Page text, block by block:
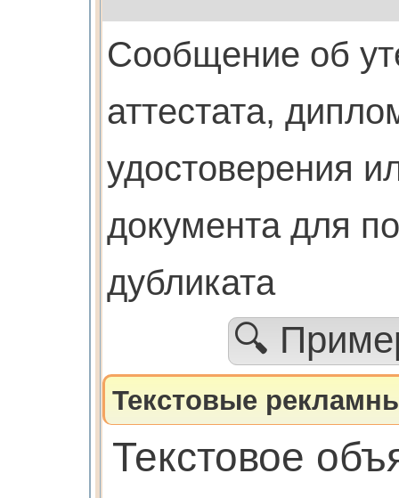
Cообщение об
аттестата,
удостоверения
документа для
дубликата
🔍
Текстовые
Текстовое